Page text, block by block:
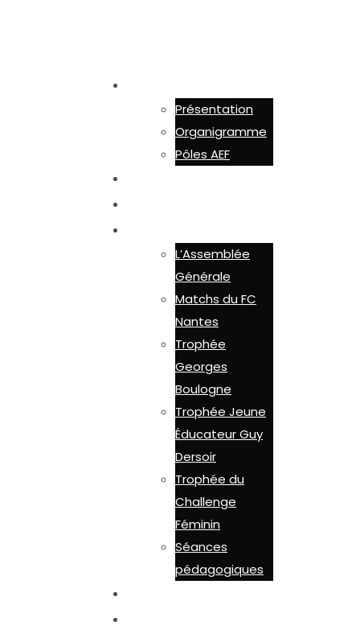
Présentation
Organigramme
Pôles AEF
L’Assemblée
Générale
Matchs du FC
Nantes
Trophée
Georges
Boulogne
Trophée Jeune
Éducateur Guy
Dersoir
Trophée du
Challenge
Féminin
Séances
pédagogiques